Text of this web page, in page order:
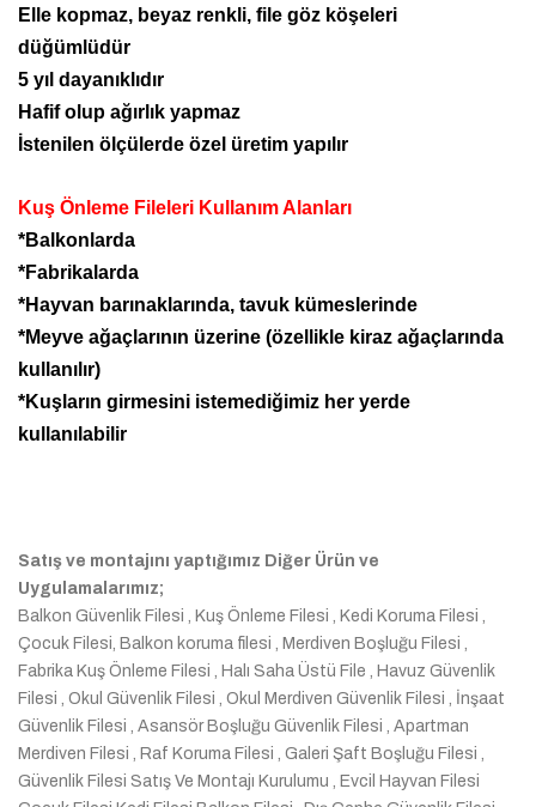
Elle kopmaz, beyaz renkli, file göz köşeleri
düğümlüdür
5 yıl dayanıklıdır
Hafif olup ağırlık yapmaz
İstenilen ölçülerde özel üretim yapılır
Kuş Önleme Fileleri Kullanım Alanları
*Balkonlarda
*Fabrikalarda
*Hayvan barınaklarında, tavuk kümeslerinde
*Meyve ağaçlarının üzerine (özellikle kiraz ağaçlarında
kullanılır)
*Kuşların girmesini istemediğimiz her yerde
kullanılabilir
Satış ve montajını yaptığımız Diğer Ürün ve
Uygulamalarımız;
Balkon Güvenlik Filesi , Kuş Önleme Filesi , Kedi Koruma Filesi ,
Çocuk Filesi, Balkon koruma filesi , Merdiven Boşluğu Filesi ,
Fabrika Kuş Önleme Filesi , Halı Saha Üstü File , Havuz Güvenlik
Filesi , Okul Güvenlik Filesi , Okul Merdiven Güvenlik Filesi , İnşaat
Güvenlik Filesi , Asansör Boşluğu Güvenlik Filesi , Apartman
Merdiven Filesi , Raf Koruma Filesi , Galeri Şaft Boşluğu Filesi ,
Güvenlik Filesi Satış Ve Montajı Kurulumu , Evcil Hayvan Filesi